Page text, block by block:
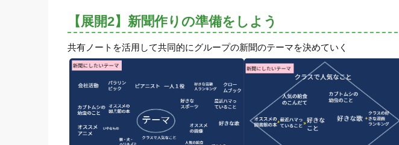
【展開2】新聞作りの準備をしよう
共有ノートを活用して共同的にグループの新聞のテーマを決めていく